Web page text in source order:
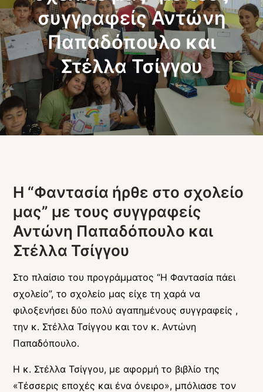
συγγραφείς Αντώνη
Παπαδόπουλο και
Στέλλα Τσίγγου
Η “Φαντασία ήρθε στο σχολείο
μας” με τους συγγραφείς
Αντώνη Παπαδόπουλο και
Στέλλα Τσίγγου
Στο πλαίσιο του προγράμματος “Η Φαντασία πάει
σχολείο”, το σχολείο μας είχε τη χαρά να
φιλοξενήσει δύο πολύ αγαπημένους συγγραφείς ,
την κ. Στέλλα Τσίγγου και τον κ. Αντώνη
Παπαδόπουλο.
Η κ. Στέλλα Τσίγγου, με αφορμή το βιβλίο της
«Τέσσερις εποχές και ένα όνειρο», μπόλιασε τον